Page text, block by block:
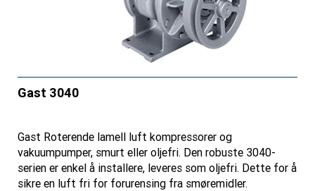
Gast 3040
Gast Roterende lamell luft kompressorer og
vakuumpumper, smurt eller oljefri. Den robuste 3040-
serien er enkel å installere, leveres som oljefri. Dette for å
sikre en luft fri for forurensing fra smøremidler.